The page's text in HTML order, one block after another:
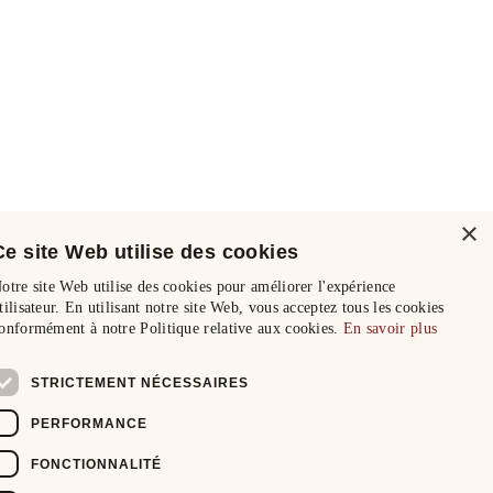
×
site Web utilise des cookies
site Web utilise des cookies pour améliorer l'expérience
En utilisant notre site Web, vous acceptez tous les cookies
à notre Politique relative aux cookies. En savoir plus
STRICTEMENT NÉCESSAIRES
PERFORMANCE
FONCTIONNALITÉ